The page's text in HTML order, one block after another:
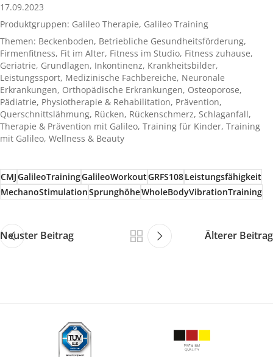
17.09.2023
Produktgruppen: Galileo Therapie, Galileo Training
Themen: Beckenboden, Betriebliche Gesundheitsförderung,
Firmenfitness, Fit im Alter, Fitness im Studio, Fitness zuhause,
Geriatrie, Grundlagen, Inkontinenz, Krankheitsbilder,
Leistungssport, Medizinische Fachbereiche, Neuronale
Erkrankungen, Orthopädische Erkrankungen, Osteoporose,
Pädiatrie, Physiotherapie & Rehabilitation, Prävention,
Querschnittslähmung, Rücken, Rückenschmerz, Schlaganfall,
Therapie & Prävention mit Galileo, Training für Kinder, Training
mit Galileo, Wellness & Beauty
CMJGalileoTrainingGalileoWorkoutGRFS108Leistungsfähigkeit
MechanoStimulationSprunghöheWholeBodyVibrationTraining
Neuster Beitrag Älterer Beitrag